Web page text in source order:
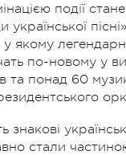
події
української
у якому
по-новому у
та понад 60
знакові
стали